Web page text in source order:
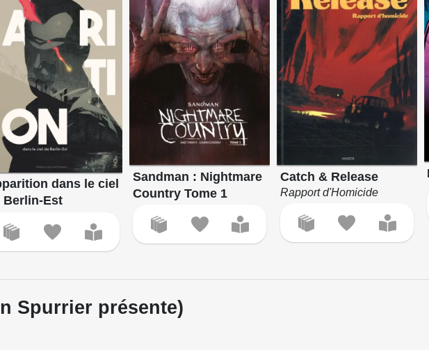
dans le ciel
Berlin-Est
Sandman : Nightmare
Country Tome 1
Catch & Release
Rapport d'Homicide
Spurrier présente)